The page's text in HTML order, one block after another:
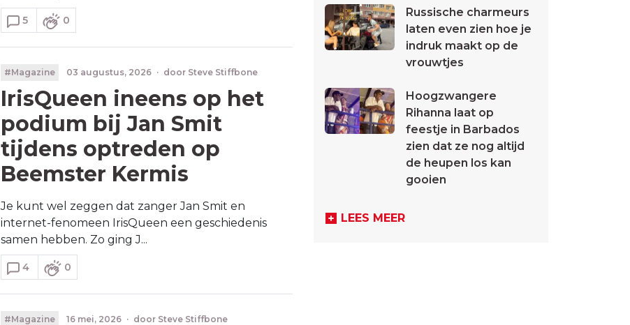
5 0
#Magazine 03 augustus, 2026 · door Steve Stiffbone
IrisQueen ineens op het
podium bij Jan Smit
tijdens optreden op
Beemster Kermis
Je kunt wel zeggen dat zanger Jan Smit en
internet-fenomeen IrisQueen een geschiedenis
samen hebben. Zo ging J...
4 0
#Magazine 16 mei, 2026 · door Steve Stiffbone
Russische charmeurs
laten even zien hoe je
indruk maakt op de
vrouwtjes
Hoogzwangere
Rihanna laat op
feestje in Barbados
zien dat ze nog altijd
de heupen los kan
gooien
LEES MEER